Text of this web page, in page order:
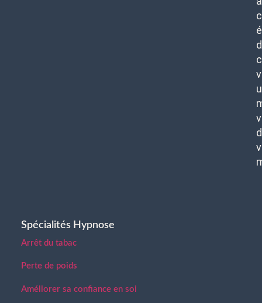
Spécialités Hypnose
Arrêt du tabac
Perte de poids
Améliorer sa confiance en soi